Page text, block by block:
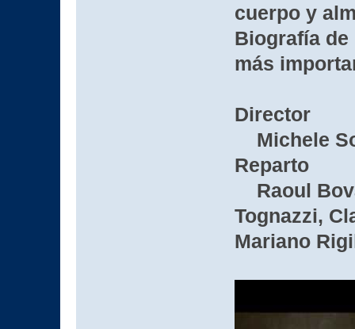
cuerpo y
Biografía
más
Director
Michele
Reparto
Raoul
Tognazzi,
Mariano